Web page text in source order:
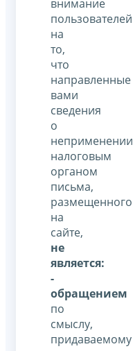
внимание
пользователей
на
то,
что
направленные
вами
сведения
о
неприменении
налоговым
органом
письма,
размещенного
на
сайте,
не
является:
-
обращением
по
смыслу,
придаваемому